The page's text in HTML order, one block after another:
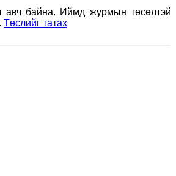
авч байна. Иймд журмын төсөлтэй
Төслийг татах